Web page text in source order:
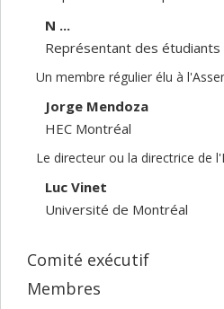
N ...
Représentant des
Un membre régulier élu à
Jorge Mendoza
HEC Montréal
Le directeur ou la directrice de
Luc Vinet
Université de Montréal
Comité exécutif
Membres